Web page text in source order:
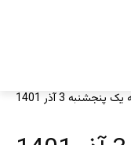
3 آذر 1401